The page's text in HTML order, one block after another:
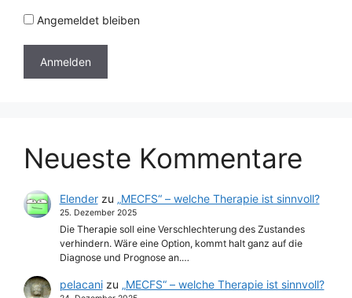
Angemeldet bleiben
Neueste Kommentare
Elenderzu „MECFS“ – welche Therapie ist sinnvoll?
25. Dezember 2025
Die Therapie soll eine Verschlechterung des Zustandes
verhindern. Wäre eine Option, kommt halt ganz auf die
Diagnose und Prognose an.…
pelacanizu „MECFS“ – welche Therapie ist sinnvoll?